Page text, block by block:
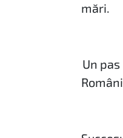
mări.
Un